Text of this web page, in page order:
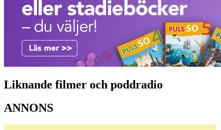
Liknande filmer och poddradio
ANNONS